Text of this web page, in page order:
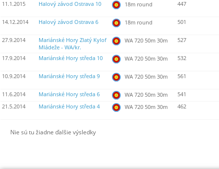
11.1.2015 Halový závod Ostrava 10 18m round 447
14.12.2014 Halový závod Ostrava 6 18m round 501
27.9.2014
Mariánské Hory Zlatý Kylof
Mládeže - WA/kr.
WA 720 50m 30m 527
17.9.2014 Mariánské Hory středa 10 WA 720 50m 30m 532
10.9.2014 Mariánské Hory středa 9 WA 720 50m 30m 561
11.6.2014 Mariánské Hory středa 6 WA 720 50m 30m
541
21.5.2014
Mariánské Hory středa 4 WA 720 50m 30m 462
Nie sú tu žiadne ďalšie výsledky